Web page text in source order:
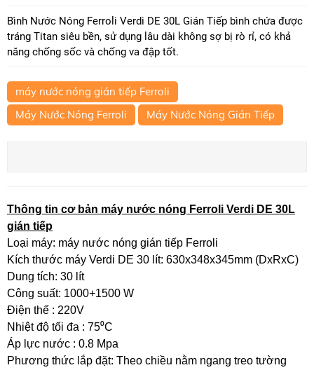
Bình Nước Nóng Ferroli Verdi DE 30L Gián Tiếp bình chứa được
tráng Titan siêu bền, sử dụng lâu dài không sợ bị rò rỉ, có khả
năng chống sốc và chống va đập tốt.
máy nước nóng gián tiếp Ferroli
Máy Nước Nóng Ferroli
Máy Nước Nóng Gián Tiếp
Thông tin cơ bản máy nước nóng Ferroli Verdi DE 30L
gián tiếp
Loại máy: máy nước nóng gián tiếp Ferroli
Kích thước máy Verdi DE 30 lít: 630x348x345mm (DxRxC)
Dung tích: 30 lít
Công suất: 1000+1500 W
Điện thế : 220V
Nhiệt độ tối đa : 75⁰C
Áp lực nước : 0.8 Mpa
Phương thức lắp đặt: Theo chiều nằm ngang treo tường